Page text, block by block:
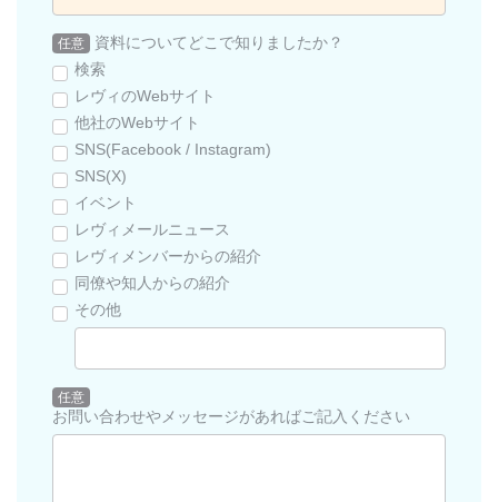
任意
資料についてどこで知りましたか？
検索
レヴィのWebサイト
他社のWebサイト
SNS(Facebook / Instagram)
SNS(X)
イベント
レヴィメールニュース
レヴィメンバーからの紹介
同僚や知人からの紹介
その他
任意
お問い合わせやメッセージがあればご記入ください